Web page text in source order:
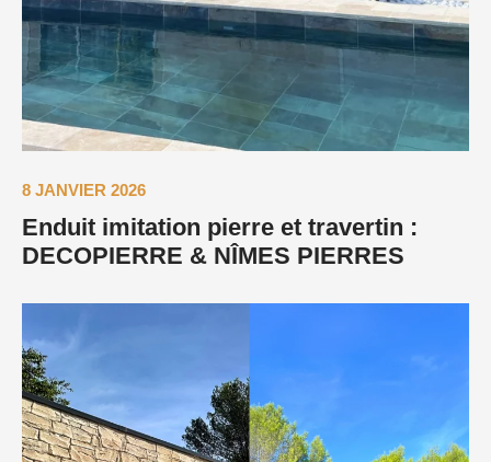
8 JANVIER 2026
Enduit imitation pierre et travertin :
DECOPIERRE & NÎMES PIERRES